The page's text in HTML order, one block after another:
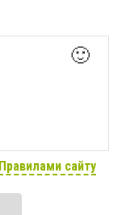
🙂
Правилами сайту